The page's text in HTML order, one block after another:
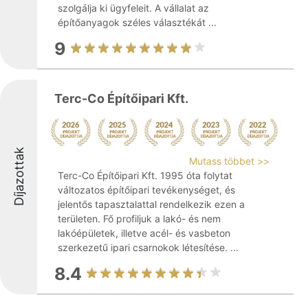
szolgálja ki ügyfeleit. A vállalat az
építőanyagok széles választékát ...
9
Díjazottak
Terc-Co Építőipari Kft.
Mutass többet >>
Terc-Co Építőipari Kft. 1995 óta folytat
változatos építőipari tevékenységet, és
jelentős tapasztalattal rendelkezik ezen a
területen. Fő profiljuk a lakó- és nem
lakóépületek, illetve acél- és vasbeton
szerkezetű ipari csarnokok létesítése. ...
8.4